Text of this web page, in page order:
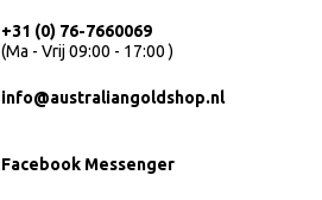
+31 (0) 76-7660069
(Ma - Vrij 09:00 - 17:00 )
info@australiangoldshop.nl
Facebook Messenger